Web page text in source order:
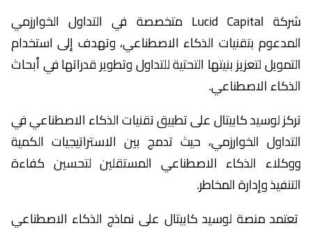
شركة Lucid Capital متخصصة في التداول الخوارزمي
المدعوم بتقنيات الذكاء الاصطناعي، وتهدف إلى استخدام
التمويل لتعزيز بنيتها التحتية للتداول وتطوير قدراتها في أبحاث
الذكاء الاصطناعي.
تركز لوسيد كابيتال على تطبيق تقنيات الذكاء الاصطناعي في
التداول الخوارزمي، حيث تدمج بين الاستراتيجيات الكمية
ووكلاء الذكاء الاصطناعي المستقلين لتحسين كفاءة
التنفيذ وإدارة المخاطر.
تعتمد منصة لوسيد كابيتال على نماذج الذكاء الاصطناعي